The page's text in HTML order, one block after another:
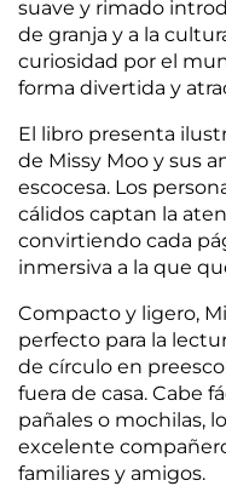
suave y rimado
de granja y a la
curiosidad por el
forma divertida y
El libro presenta
de Missy Moo y sus
escocesa. Los
cálidos captan la
convirtiendo cada
inmersiva a la que
Compacto y ligero,
perfecto para la
de círculo en
fuera de casa. Cabe
pañales o mochilas,
excelente
familiares y amigos.